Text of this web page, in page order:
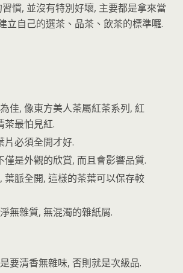
慣, 並沒有特別好壞, 主要都是拿來當
立自己的選茶、品茶、飲茶的標準囉.
佳, 像東方美人茶屬紅茶系列, 紅
茶最怕見紅.
片必須全開才好.
僅是外觀的欣賞, 而且會影響品質.
葉脈全開, 這樣的茶葉可以保存較
無雜質, 無混濁的雜紙屑.
要清香無雜味, 否則就是次級品.